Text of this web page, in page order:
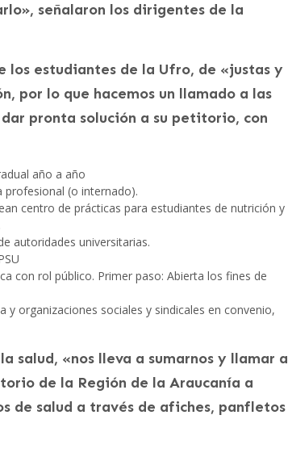
señalaron los dirigentes de la
los estudiantes de la Ufro, de «justas y
por lo que hacemos un llamado a las
pronta solución a su petitorio, con
año a año
profesional (o internado).
centro de prácticas para estudiantes de nutrición y
autoridades universitarias.
con rol público. Primer paso: Abierta los fines de
organizaciones sociales y sindicales en convenio,
salud, «nos lleva a sumarnos y llamar a
de la Región de la Araucanía a
de salud a través de afiches, panfletos